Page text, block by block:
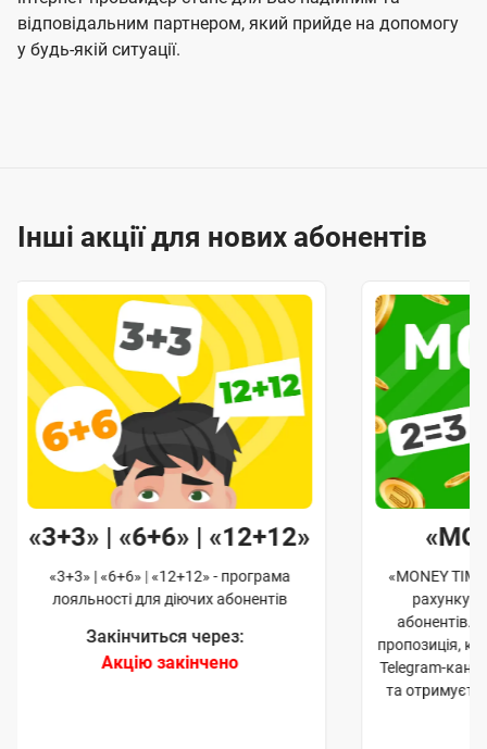
відповідальним партнером, який прийде на допомогу
у будь-якій ситуації.
Інші акції для нових абонентів
«3+3» | «6+6» | «12+12»
«3+3» | «6+6» | «12+12» - програма
лояльності для діючих абонентів
Закінчиться через:
Акцію закінчено
«MONEY
рахунку
абонентів.
пропозиція,
Telegram-
та